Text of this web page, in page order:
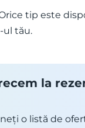
tip este
ul tău.
la
o listă de